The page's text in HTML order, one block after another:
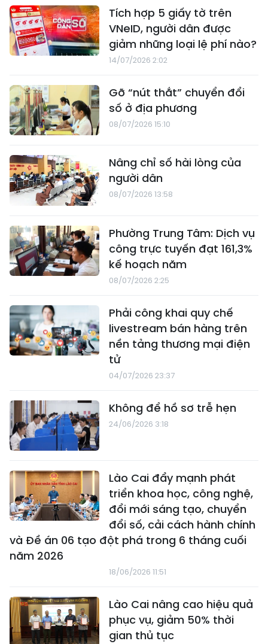
Tích hợp 5 giấy tờ trên
VNeID, người dân được
giảm những loại lệ phí nào?
14/07/2026 2:02
Gỡ “nút thắt” chuyển đổi
số ở địa phương
08/07/2026 15:10
Nâng chỉ số hài lòng của
người dân
08/07/2026 13:58
Phường Trung Tâm: Dịch vụ
công trực tuyến đạt 161,3%
kế hoạch năm
08/07/2026 2:25
Phải công khai quy chế
livestream bán hàng trên
nền tảng thương mại điện
tử
04/07/2026 23:37
Không để hồ sơ trễ hẹn
24/06/2026 3:18
Lào Cai đẩy mạnh phát
triển khoa học, công nghệ,
đổi mới sáng tạo, chuyển
đổi số, cải cách hành chính
và Đề án 06 tạo đột phá trong 6 tháng cuối
năm 2026
18/06/2026 11:51
Lào Cai nâng cao hiệu quả
phục vụ, giảm 50% thời
gian thủ tục